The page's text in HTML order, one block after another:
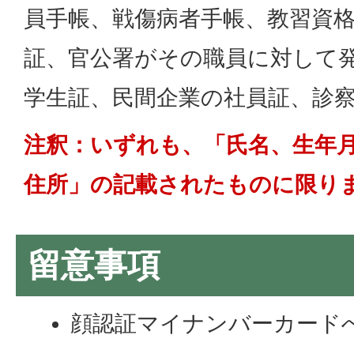
員手帳、戦傷病者手帳、教習資
証、官公署がその職員に対して
学生証、民間企業の社員証、診
注釈：いずれも、「氏名、生年
住所」の記載されたものに限り
留意事項
顔認証マイナンバーカード